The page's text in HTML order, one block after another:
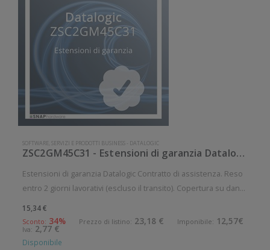
SOFTWARE, SERVIZI E PRODOTTI BUSINESS - DATALOGIC
ZSC2GM45C31 - Estensioni di garanzia Datalogic
Estensioni di garanzia Datalogic Contratto di assistenza. Reso
entro 2 giorni lavorativi (escluso il transito). Copertura su danni
4500 Durata contratto: 3 anni
15,34 €
Sconto: 34% Prezzo di listino: 23,18 € Imponibile: 12,57€
Iva: 2,77 €
Disponibile